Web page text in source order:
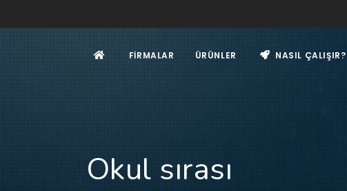
FIRMALAR ÜRÜNLER NASIL ÇALIŞIR?
Okul sırası